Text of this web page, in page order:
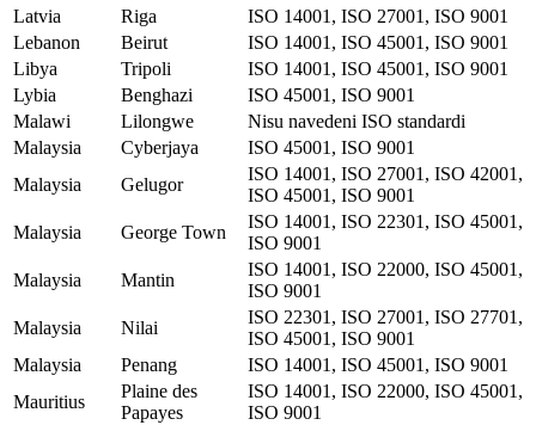
Latvia Riga
ISO 14001, ISO 27001, ISO 9001
Lebanon
Beirut
ISO 14001, ISO 45001, ISO 9001
Libya
Tripoli
ISO 14001, ISO 45001, ISO 9001
Lybia
Benghazi
ISO 45001, ISO 9001
Malawi
Lilongwe
Nisu navedeni ISO standardi
Malaysia
Cyberjaya
ISO 45001, ISO 9001
Malaysia
Gelugor
ISO 14001, ISO 27001, ISO 42001,
ISO 45001, ISO 9001
Malaysia
George Town
ISO 14001, ISO 22301, ISO 45001,
ISO 9001
Malaysia
Mantin
ISO 14001, ISO 22000, ISO 45001,
ISO 9001
Malaysia
Nilai
ISO 22301, ISO 27001, ISO 27701,
ISO 45001, ISO 9001
Malaysia
Penang
ISO 14001, ISO 45001, ISO 9001
Mauritius
Plaine des
Papayes
ISO 14001, ISO 22000, ISO 45001,
ISO 9001